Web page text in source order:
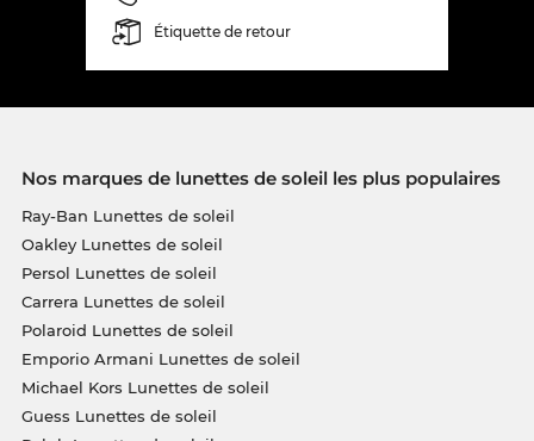
Étiquette de retour
Nos marques de lunettes de soleil les plus populaires
Ray-Ban Lunettes de soleil
Oakley Lunettes de soleil
Persol Lunettes de soleil
Carrera Lunettes de soleil
Polaroid Lunettes de soleil
Emporio Armani Lunettes de soleil
Michael Kors Lunettes de soleil
Guess Lunettes de soleil